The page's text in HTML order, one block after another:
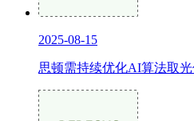
2025-08-15
思顿需持续优化AI算法取